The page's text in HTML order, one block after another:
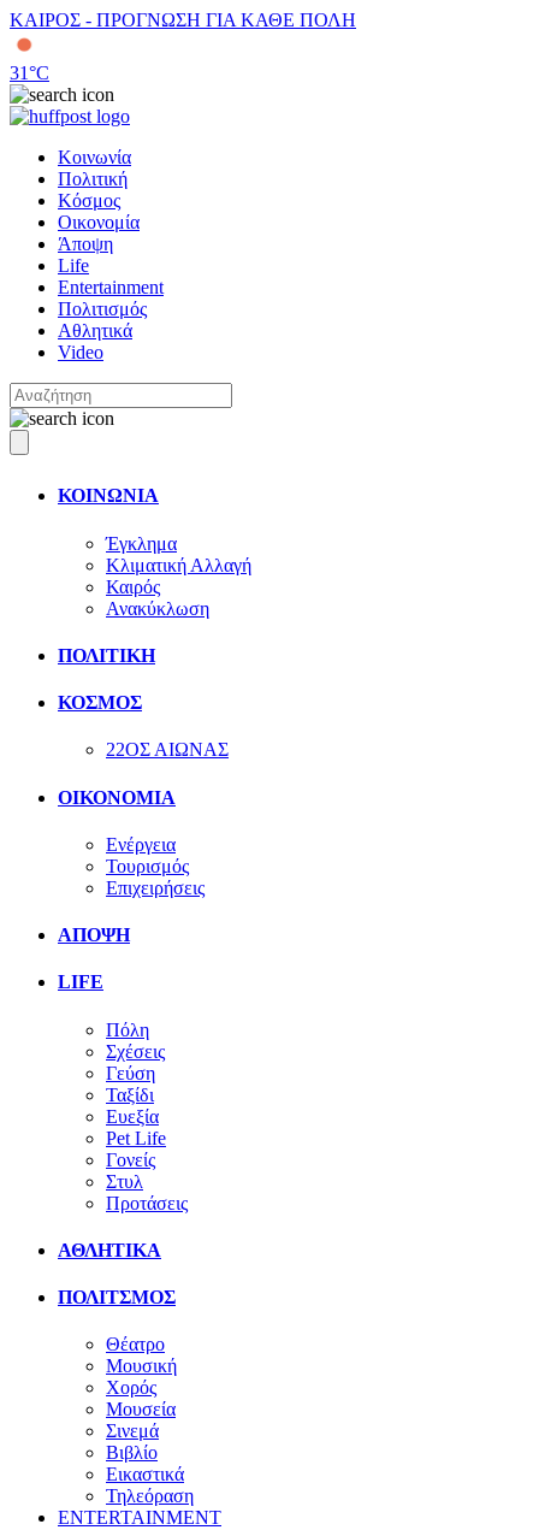
ΚΑΙΡΟΣ - ΠΡΟΓΝΩΣΗ ΓΙΑ ΚΑΘΕ ΠΟΛΗ
31°C
Κοινωνία
Πολιτική
Κόσμος
Οικονομία
Άποψη
Life
Entertainment
Πολιτισμός
Αθλητικά
Video
ΚΟΙΝΩΝΙΑ
Έγκλημα
Κλιματική Αλλαγή
Καιρός
Ανακύκλωση
ΠΟΛΙΤΙΚΗ
ΚΟΣΜΟΣ
22ΟΣ ΑΙΩΝΑΣ
ΟΙΚΟΝΟΜΙΑ
Ενέργεια
Τουρισμός
Επιχειρήσεις
ΑΠΟΨΗ
LIFE
Πόλη
Σχέσεις
Γεύση
Ταξίδι
Ευεξία
Pet Life
Γονείς
Στυλ
Προτάσεις
ΑΘΛΗΤΙΚΑ
ΠΟΛΙΤΣΜΟΣ
Θέατρο
Μουσική
Χορός
Μουσεία
Σινεμά
Βιβλίο
Εικαστικά
Τηλεόραση
ENTERTAINMENT